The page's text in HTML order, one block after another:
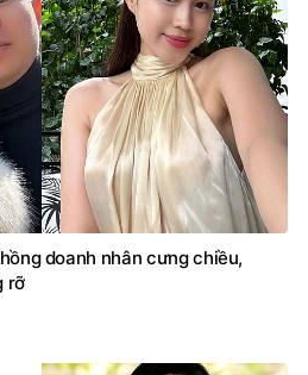
doanh nhân cưng chiều,
rỡ